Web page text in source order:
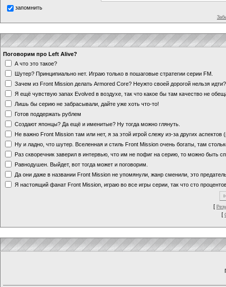
запомнить
Поговорим про Left Alive?
А что это такое?
Шутер? Принципиально нет. Играю только в пошаговые стратегии серии FM.
Зачем из Front Mission делать Armored Core? Неужто своей дорогой нельзя
Я ещё чувствую запах Evolved в воздухе, так что какое бы там качество не
Лишь бы серию не забрасывали, дайте уже хоть что-то!
Готов поддержать рублем
Создают японцы? Да ещё и именитые? Ну тогда можно глянуть.
Не важно Front Mission там или нет, я за этой игрой слежу из-за других аспектов
Ну и ладно, что шутер. Вселенная и стиль Front Mission очень богаты, там
Раз скворечник заверил в интервью, что им не пофиг на серию, то можно быть
Равнодушен. Выйдет, вот тогда может и поговорим.
Да они даже в названии Front Mission не упомянули, жанр сменили, это
Я настоящий фанат Front Mission, играю во все игры серии, так что сто
[
[